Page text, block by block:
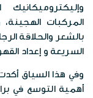
مبادرات الصندوق
قصص نجاح
اتصل بنا
تقارير مدقق
المكتبة المرئية
المواد الاعلامية
النشرات المعرفية
وإليكتروميكانيك
المركبات الهجينة،
بالشعر والحلاقة
السريعة و إعداد
وفي هذا السياق
أهمية التوسع في